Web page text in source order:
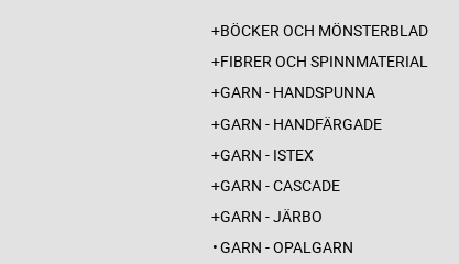
BÖCKER OCH MÖNSTERBLAD
FIBRER OCH SPINNMATERIAL
GARN - HANDSPUNNA
GARN - HANDFÄRGADE
GARN - ISTEX
GARN - CASCADE
GARN - JÄRBO
GARN - OPALGARN